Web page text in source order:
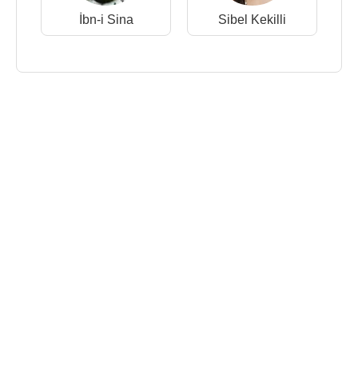
İbn-i Sina Sibel Kekilli